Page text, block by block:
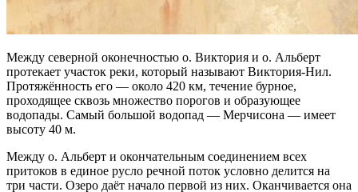
Между северной оконечностью о. Виктория и о. Альберт
протекает участок реки, который называют Виктория-Нил.
Протяжённость его — около 420 км, течение бурное,
проходящее сквозь множество порогов и образующее
водопады. Самый большой водопад — Мерчисона — имеет
высоту 40 м.
Между о. Альберт и окончательным соединением всех
притоков в единое русло речной поток условно делится на
три части. Озеро даёт начало первой из них. Оканчивается она